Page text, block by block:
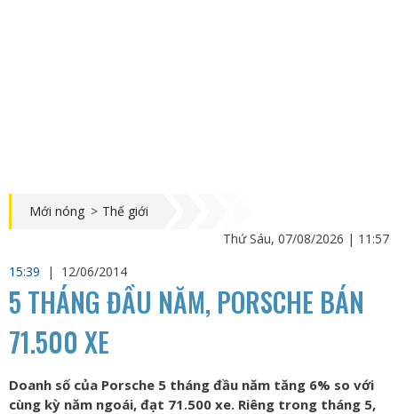
Mới nóng > Thế giới
Thứ Sáu, 07/08/2026 | 11:57
15:39
| 12/06/2014
5 THÁNG ĐẦU NĂM, PORSCHE BÁN
71.500 XE
Doanh số của Porsche 5 tháng đầu năm tăng 6% so với
cùng kỳ năm ngoái, đạt 71.500 xe. Riêng trong tháng 5,